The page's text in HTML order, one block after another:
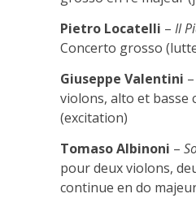
Pietro Locatelli – Il
Concerto grosso
Giuseppe Valentini
violons, alto et basse
(excitation)
Tomaso Albinoni –
pour deux violons,
continue en do